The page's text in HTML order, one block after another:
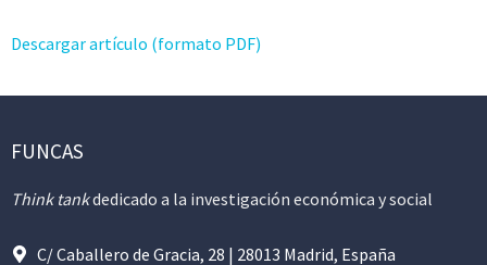
Descargar artículo (formato PDF)
FUNCAS
Think tankdedicado a la investigación económica y social
C/ Caballero de Gracia, 28 | 28013 Madrid, España